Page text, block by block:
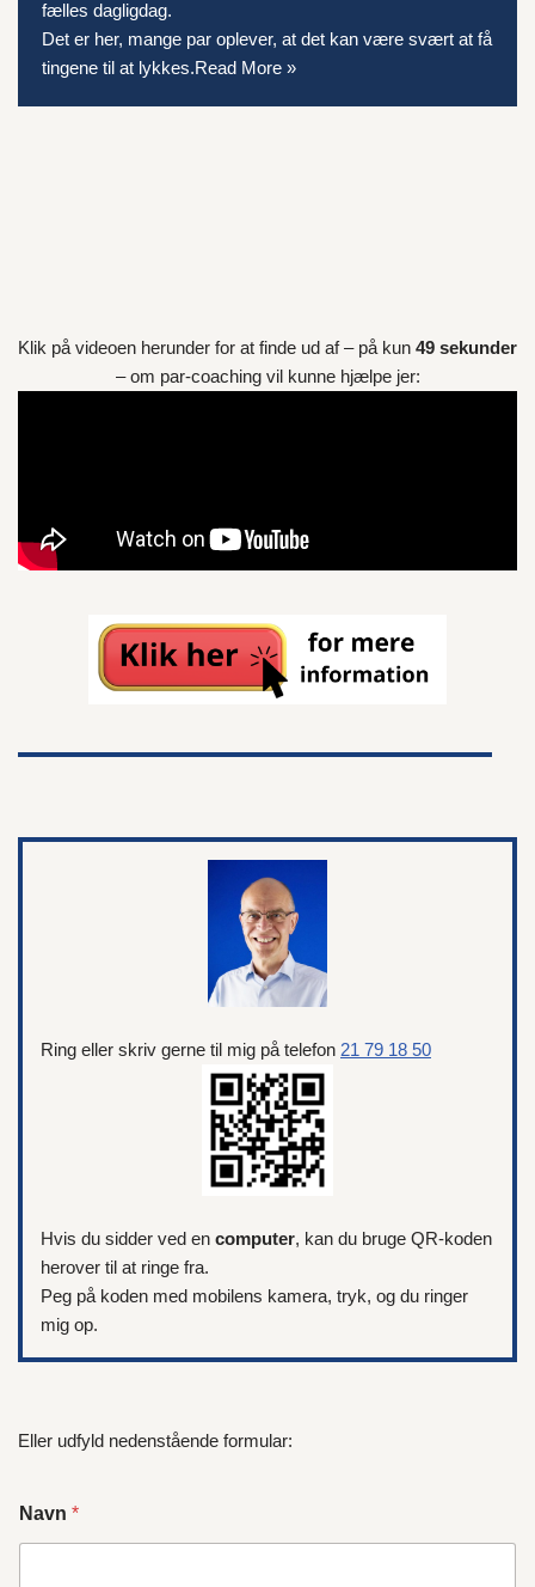
fælles dagligdag.
Det er her, mange par oplever, at det kan være svært at få
tingene til at lykkes.Read More »
Klik på videoen herunder for at finde ud af – på kun 49 sekunder
– om par-coaching vil kunne hjælpe jer:
Ring eller skriv gerne til mig på telefon 21 79 18 50
Hvis du sidder ved en computer, kan du bruge QR-koden
herover til at ringe fra.
Peg på koden med mobilens kamera, tryk, og du ringer
mig op.
Eller udfyld nedenstående formular:
Navn *